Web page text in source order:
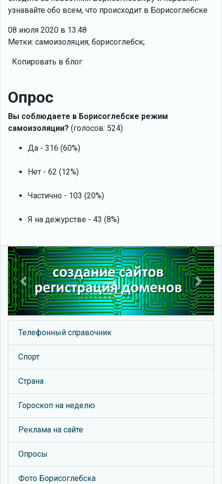
узнавайте обо всем, что происходит в Борисоглебске
08 июля 2020 в 13:48
Метки: самоизоляция; борисоглебск;
Копировать в блог
Опрос
Вы соблюдаете в Борисоглебске режим
самоизоляции? (голосов: 524)
Да - 316 (60%)
Нет - 62 (12%)
Частично - 103 (20%)
Я на дежурстве - 43 (8%)
Previous Next
Телефонный справочник
Спорт
Страна
Гороскоп на неделю
Реклама на сайте
Опросы
Фото Борисоглебска